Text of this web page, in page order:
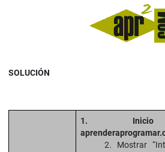
SOLUCIÓN
1. Inicio
2. Mostrar